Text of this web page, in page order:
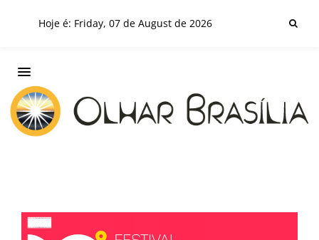
Hoje é: Friday, 07 de August de 2026